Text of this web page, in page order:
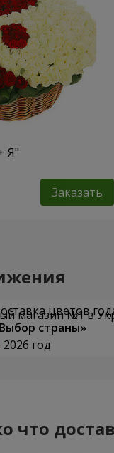
Я"
Заказать
цветов
страны»
2026 год
что